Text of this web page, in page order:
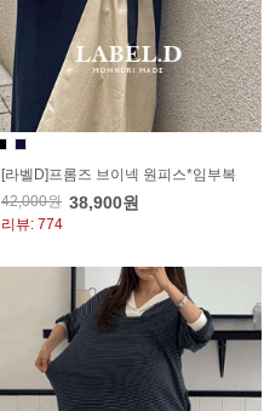
[라벨D]프롬즈 브이넥 원피스*임부복
42,000원 38,900원
리뷰: 774